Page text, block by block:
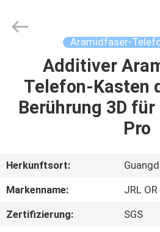
PRODUKTE
VR-
Aramidfaser-
Additiver
Telefon-Kasten
Berührung 3D
Pro
Herkunftsort:
Markenname:
JRL OR
Zertifizierung:
SGS